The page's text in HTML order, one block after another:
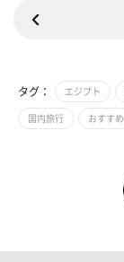
タグ： エジプト
国内旅行 おすすめ